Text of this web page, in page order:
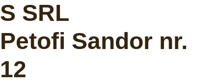
S SRL
Petofi Sandor nr.
12